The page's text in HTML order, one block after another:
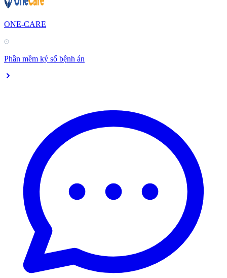
ONE-CARE
Phần mềm ký số bệnh án